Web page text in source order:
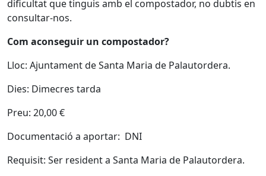
dificultat que tinguis amb el compostador, no dubtis en
consultar-nos.
Com aconseguir un compostador?
Lloc: Ajuntament de Santa Maria de Palautordera.
Dies: Dimecres tarda
Preu: 20,00 €
Documentació a aportar: DNI
Requisit: Ser resident a Santa Maria de Palautordera.